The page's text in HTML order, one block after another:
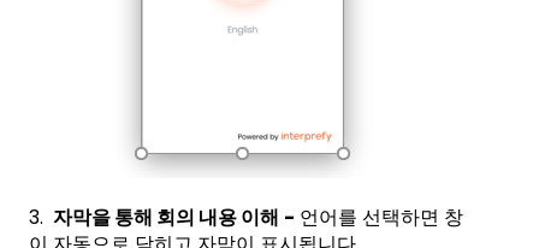
3. 자막을 통해 회의 내용 이해 - 언어를 선택하면 창